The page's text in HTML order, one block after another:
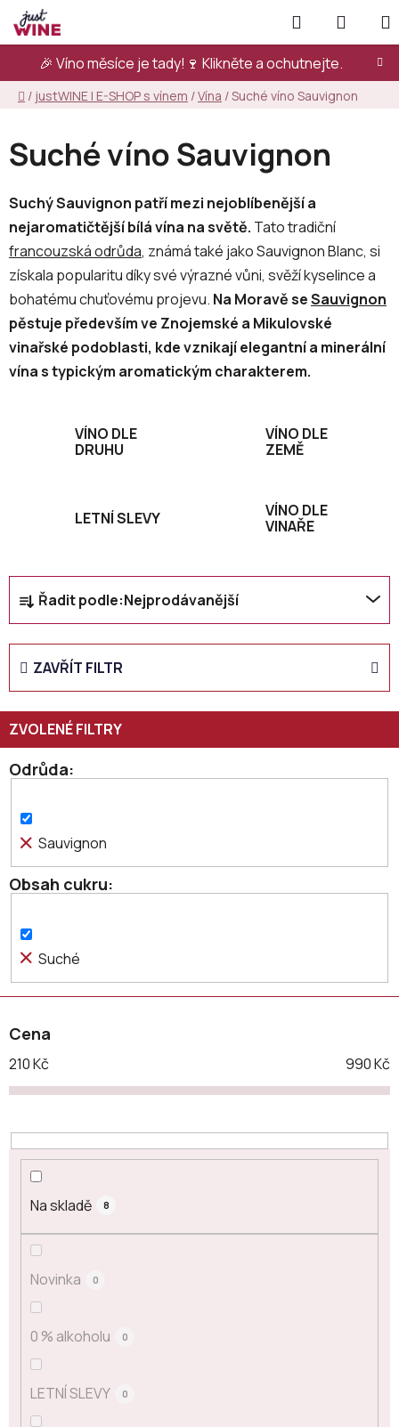
Přejít
na
obsah
🎉 Víno měsíce je tady!🍷 Klikněte a ochutnejte.
Hledat
KOŠÍK
Domů
/ justWINE | E-SHOP s vínem /Vína /Suché víno Sauvignon
Suché víno Sauvignon
Suchý Sauvignon patří mezi nejoblíbenější a
nejaromatičtější bílá vína na světě. Tato tradiční
francouzská odrůda, známá také jako Sauvignon Blanc, si
získala popularitu díky své výrazné vůni, svěží kyselince a
bohatému chuťovému projevu. Na Moravě seSauvignon
pěstuje především ve Znojemské a Mikulovské
vinařské podoblasti, kde vznikají elegantní a minerální
vína s typickým aromatickým charakterem.
VÍNO DLE
DRUHU
VÍNO DLE
ZEMĚ
LETNÍ SLEVY
VÍNO DLE
VINAŘE
Ř
a
z
n
í
p
r
o
u
t
ů
Řadit podle:Nejprodávanější
ZAVŘÍT FILTR
Odrůda
Sauvignon
Obsah cukru
Suché
Cena
210Kč 990Kč
Na skladě 8
Novinka 0
0 % alkoholu 0
LETNÍ SLEVY 0